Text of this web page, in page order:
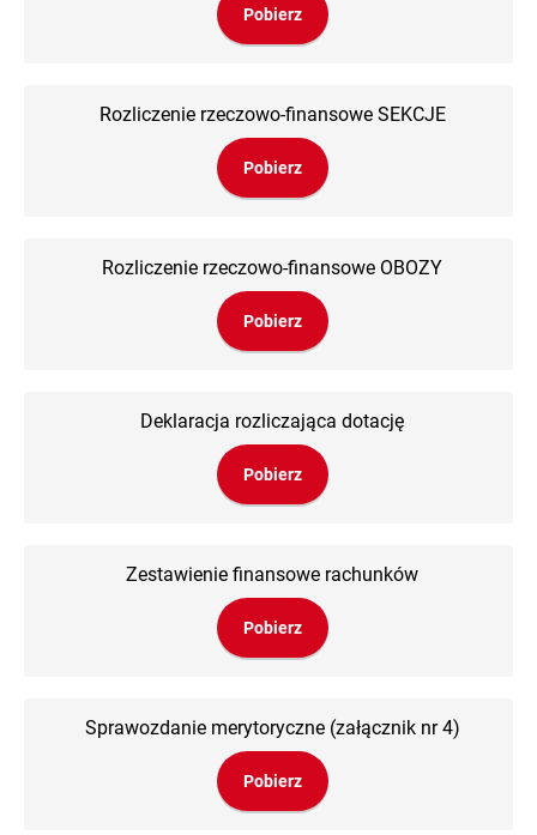
Pobierz
Rozliczenie rzeczowo-finansowe SEKCJE
Pobierz
Rozliczenie rzeczowo-finansowe OBOZY
Pobierz
Deklaracja rozliczająca dotację
Pobierz
Zestawienie finansowe rachunków
Pobierz
Sprawozdanie merytoryczne (załącznik nr 4)
Pobierz